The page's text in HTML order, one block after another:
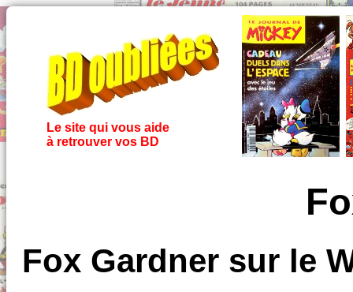
Le site qui vous aide
à retrouver vos BD
Fox Gardner sur le